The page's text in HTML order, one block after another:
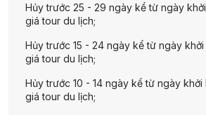
Hủy trước 25 - 29 ngày kể từ ngày
giá tour du lịch;
Hủy trước 15 - 24 ngày kể từ ngày
giá tour du lịch;
Hủy trước 10 - 14 ngày kể từ ngày khởi
giá tour du lịch;